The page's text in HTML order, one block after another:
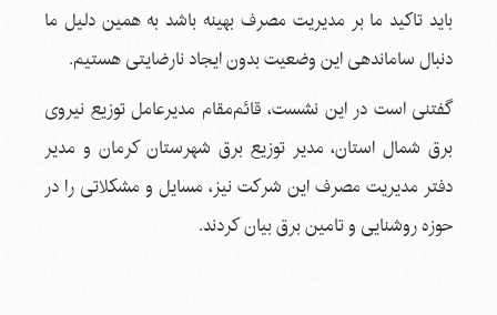
باید تاکید ما بر مدیریت مصرف بهینه باشد به همین دلیل ما
دنبال ساماندهی این وضعیت بدون ایجاد نارضایتی هستیم.
گفتنی است در این نشست، قائم‌مقام مدیرعامل توزیع نیروی
برق شمال استان، مدیر توزیع برق شهرستان کرمان و مدیر
دفتر مدیریت مصرف این شرکت نیز، مسایل و مشکلاتی را در
حوزه روشنایی و تامین برق بیان کردند.